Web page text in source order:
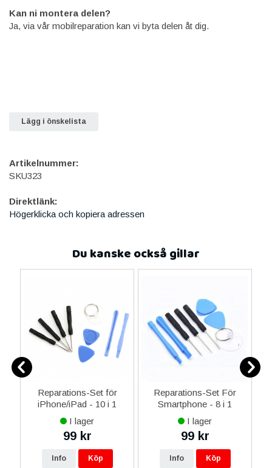
Kan ni montera delen?
Ja, via vår mobilreparation kan vi byta delen åt dig.
Lägg i önskelista
Artikelnummer:
SKU323
Direktlänk:
Högerklicka och kopiera adressen
Du kanske också gillar
Reparations-Set för
iPhone/iPad - 10 i 1
I lager
99 kr
Info Köp
Reparations-Set För
Smartphone - 8 i 1
I lager
99 kr
Info Köp